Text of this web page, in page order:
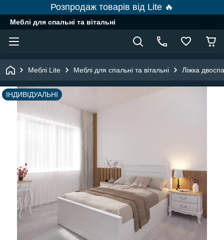
Розпродаж товарів від Lite 🔥
Меблі для спальні та вітальні
Меблі Lite Меблі для спальні та вітальні Ліжка
ІНДИВІДУАЛЬНІ